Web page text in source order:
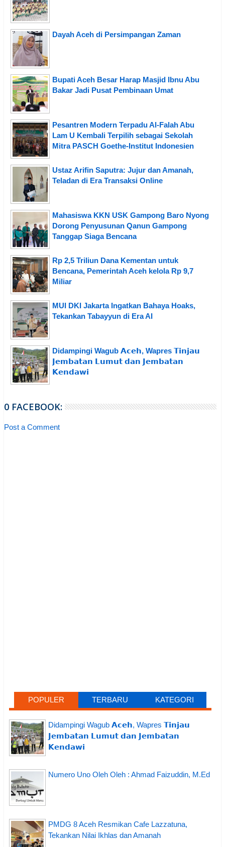
Dayah Aceh di Persimpangan Zaman
Bupati Aceh Besar Harap Masjid Ibnu Abu
Bakar Jadi Pusat Pembinaan Umat
Pesantren Modern Terpadu Al-Falah Abu
Lam U Kembali Terpilih sebagai Sekolah
Mitra PASCH Goethe-Institut Indonesien
Ustaz Arifin Saputra: Jujur dan Amanah,
Teladan di Era Transaksi Online
Mahasiswa KKN USK Gampong Baro Nyong
Dorong Penyusunan Qanun Gampong
Tanggap Siaga Bencana
Rp 2,5 Triliun Dana Kementan untuk
Bencana, Pemerintah Aceh kelola Rp 9,7
Miliar
MUI DKI Jakarta Ingatkan Bahaya Hoaks,
Tekankan Tabayyun di Era AI
Didampingi Wagub 𝗔𝗰𝗲𝗵, Wapres 𝗧𝗶𝗻𝗷𝗮𝘂
𝗝𝗲𝗺𝗯𝗮𝘁𝗮𝗻 𝗟𝘂𝗺𝘂𝘁 𝗱𝗮𝗻 𝗝𝗲𝗺𝗯𝗮𝘁𝗮𝗻
𝗞𝗲𝗻𝗱𝗮𝘄𝗶
0 FACEBOOK:
Post a Comment
POPULER TERBARU KATEGORI
Didampingi Wagub 𝗔𝗰𝗲𝗵, Wapres 𝗧𝗶𝗻𝗷𝗮𝘂
𝗝𝗲𝗺𝗯𝗮𝘁𝗮𝗻 𝗟𝘂𝗺𝘂𝘁 𝗱𝗮𝗻 𝗝𝗲𝗺𝗯𝗮𝘁𝗮𝗻
𝗞𝗲𝗻𝗱𝗮𝘄𝗶
Numero Uno Oleh Oleh : Ahmad Faizuddin, M.Ed
PMDG 8 Aceh Resmikan Cafe Lazzatuna,
Tekankan Nilai Ikhlas dan Amanah